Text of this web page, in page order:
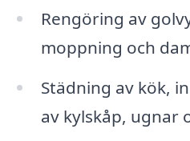
Rengöring av
moppning och
Städning av kök,
av kylskåp, ugnar